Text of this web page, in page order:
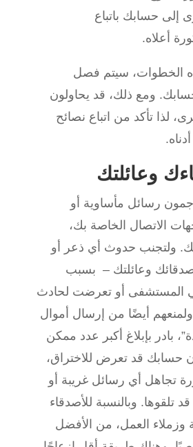
إلى حسابك باتباع
أعلاه.
الخطوات، سيتم فصل
ومع ذلك، قد يحاولون
لذا تأكد من اتباع نصائح
وعائلتك
رسائل مأساوية أو
الاتصال الخاصة بك،
ولتجنب حدوث أي ذعر أو
وعائلتك – بسبب
المستشفى أو تعرضت لحادث
ولمنعهم أيضًا من إرسال أموال
بادر بإبلاغ أكبر عدد ممكن
حسابك قد تعرض للاختراق،
تجاهل أي رسائل غريبة أو
تلقوها. وبالنسبة للأصدقاء
وزملاء العمل، من الأفضل